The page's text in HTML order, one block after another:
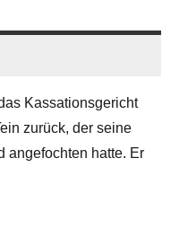
Kassationsgericht
zurück, der seine
angefochten hatte. Er